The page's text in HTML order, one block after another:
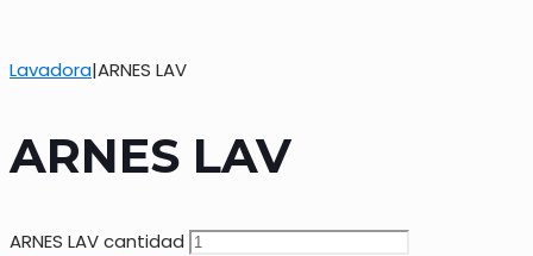
Lavadora|ARNES LAV
ARNES LAV
ARNES LAV cantidad